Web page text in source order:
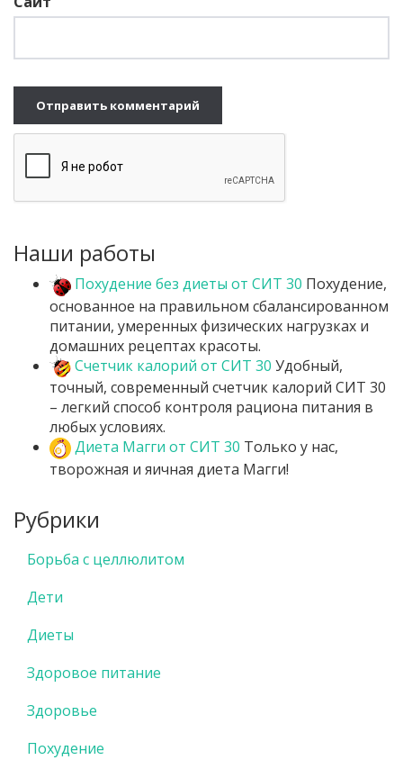
Наши работы
Похудение без диеты от СИТ 30 Похудение,
основанное на правильном сбалансированном
питании, умеренных физических нагрузках и
домашних рецептах красоты.
Счетчик калорий от СИТ 30 Удобный,
точный, современный счетчик калорий СИТ 30
– легкий способ контроля рациона питания в
любых условиях.
Диета Магги от СИТ 30 Только у нас,
творожная и яичная диета Магги!
Рубрики
Борьба с целлюлитом
Дети
Диеты
Здоровое питание
Здоровье
Похудение